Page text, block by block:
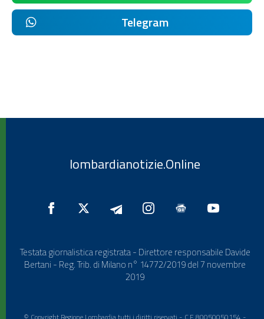
Telegram
lombardianotizie.Online
Testata giornalistica registrata - Direttore responsabile Davide
Bertani - Reg. Trib. di Milano n° 14772/2019 del 7 novembre
2019